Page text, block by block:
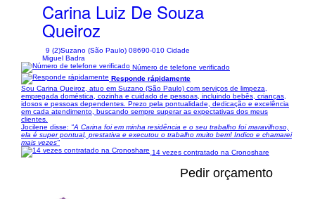
Carina Luiz De Souza
Queiroz
9 (2)Suzano (São Paulo) 08690-010 Cidade
Miguel Badra
Número de telefone verificado
Responde rápidamente
Sou Carina Queiroz, atuo em Suzano (São Paulo) com serviços de limpeza,
empregada doméstica, cozinha e cuidado de pessoas, incluindo bebês, crianças,
idosos e pessoas dependentes. Prezo pela pontualidade, dedicação e excelência
em cada atendimento, buscando sempre superar as expectativas dos meus
clientes.
Jocilene disse: "A Carina foi em minha residência e o seu trabalho foi maravilhoso,
ela é super pontual, prestativa e executou o trabalho muito bem! Indico e chamarei
mais vezes"
14 vezes contratado na Cronoshare
Pedir orçamento